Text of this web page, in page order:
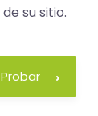
de su sitio.
Probar